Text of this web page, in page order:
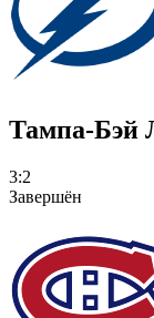
Тампа-Бэй
3:2
Завершён